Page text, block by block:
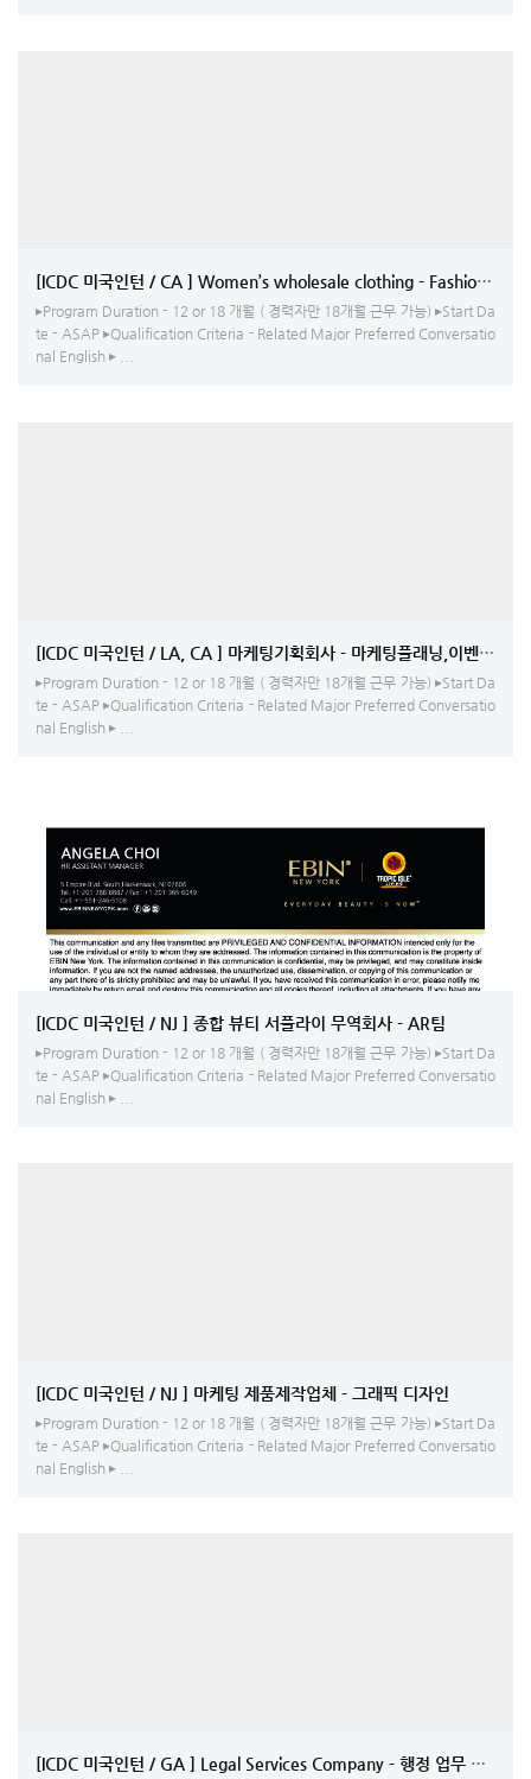
[ICDC 미국인턴 / CA ] Women’s wholesale clothing - Fashion
▸Program Duration - 12 or 18 개월 ( 경력자만 18개월 근무 가능) ▸Start Da
te - ASAP ▸Qualification Criteria - Related Major Preferred Conversatio
nal English ▸ ...
[ICDC 미국인턴 / LA, CA ] 마케팅기획회사 - 마케팅플래닝,이벤트코디
▸Program Duration - 12 or 18 개월 ( 경력자만 18개월 근무 가능) ▸Start Da
te - ASAP ▸Qualification Criteria - Related Major Preferred Conversatio
nal English ▸ ...
[ICDC 미국인턴 / NJ ] 종합 뷰티 서플라이 무역회사 - AR팀
▸Program Duration - 12 or 18 개월 ( 경력자만 18개월 근무 가능) ▸Start Da
te - ASAP ▸Qualification Criteria - Related Major Preferred Conversatio
nal English ▸ ...
[ICDC 미국인턴 / NJ ] 마케팅 제품제작업체 - 그래픽 디자인
▸Program Duration - 12 or 18 개월 ( 경력자만 18개월 근무 가능) ▸Start Da
te - ASAP ▸Qualification Criteria - Related Major Preferred Conversatio
nal English ▸ ...
[ICDC 미국인턴 / GA ] Legal Services